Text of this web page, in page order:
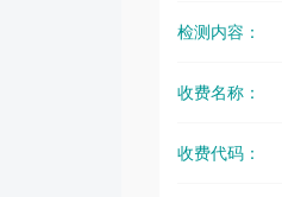
检测内容：
收费名称：
收费代码：